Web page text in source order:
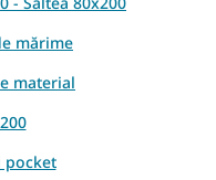
mărime
material
pocket